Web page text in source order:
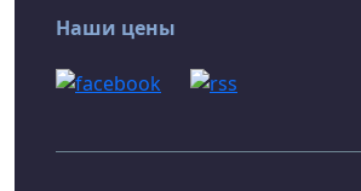
Наши цены